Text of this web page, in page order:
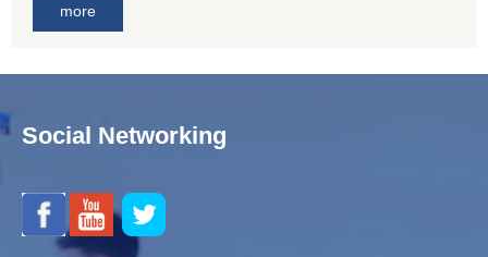
more
Social Networking